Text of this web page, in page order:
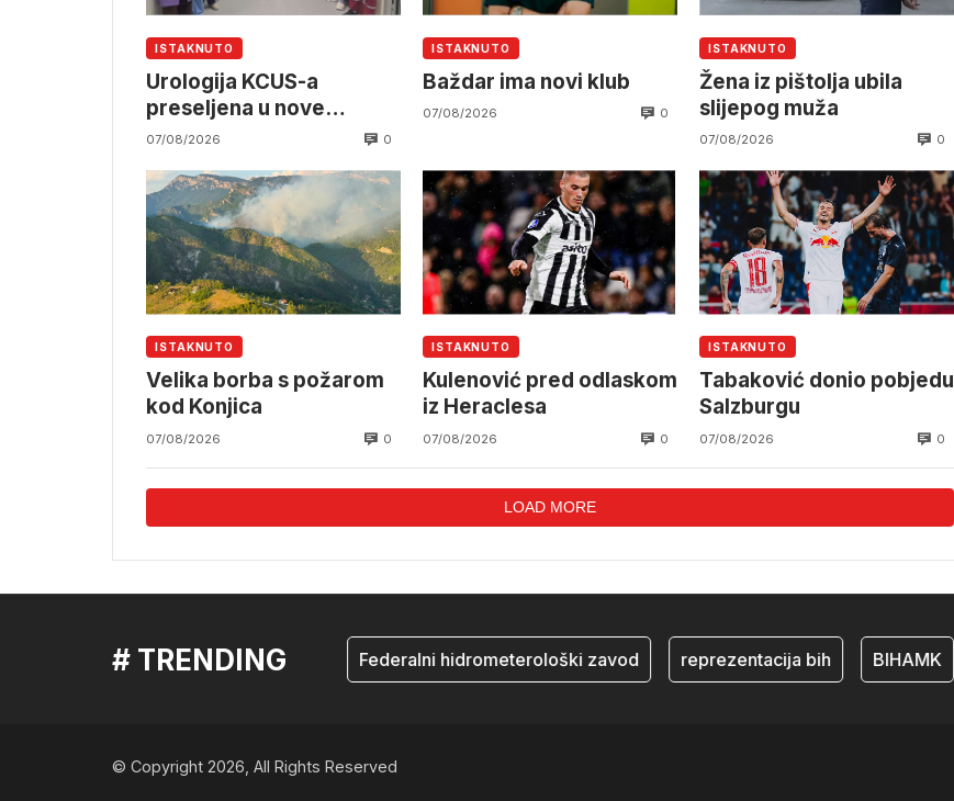
ISTAKNUTO
Urologija KCUS-a
preseljena u nove
prostorije
07/08/2026 0
ISTAKNUTO
Baždar ima novi klub
07/08/2026 0
ISTAKNUTO
Žena iz pištolja ubila
slijepog muža
07/08/2026 0
ISTAKNUTO
Velika borba s požarom
kod Konjica
07/08/2026 0
ISTAKNUTO
Kulenović pred odlaskom
iz Heraclesa
07/08/2026 0
ISTAKNUTO
Tabaković donio pobjedu
Salzburgu
07/08/2026 0
LOAD MORE
# TRENDING
mostar Federalni hidrometerološki zavod reprezentacija bih BIHAMK
© Copyright 2026, All Rights Reserved